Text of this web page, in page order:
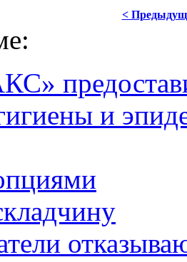
<
и